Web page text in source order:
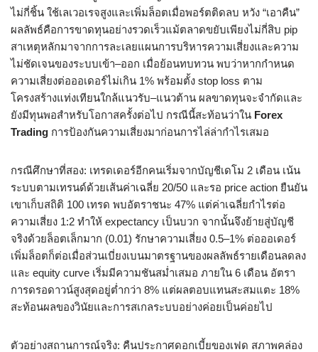
ไม่กี่ชิ้น ใช้เลเวอเรจสูงและเพิ่มล็อตเมื่อพอร์ตติดลบ หวัง “เอาคืน”
ผลลัพธ์คือการขาดทุนอย่างรวดเร็วแม้ตลาดขยับเพียงไม่กี่สิบ pip
สาเหตุหลักมาจากการละเลยแผนการบริหารความเสี่ยงและความ
ไม่ชัดเจนของระบบเข้า–ออก เมื่อย้อนทบทวน พบว่าหากกำหนด
ความเสี่ยงต่อออเดอร์ไม่เกิน 1% พร้อมตั้ง stop loss ตาม
โครงสร้างแท่งเทียนใกล้แนวรับ–แนวต้าน ผลขาดทุนจะจำกัดและ
ยังมีทุนพอสำหรับโอกาสครั้งต่อไป กรณีนี้สะท้อนว่าใน Forex
Trading การป้องกันความเสี่ยงมาก่อนการไล่ล่ากำไรเสมอ
กรณีศึกษาที่สอง: เทรดเดอร์อีกคนเริ่มจากบัญชีเดโม 2 เดือน เน้น
ระบบตามเทรนด์ด้วยเส้นค่าเฉลี่ย 20/50 และรอ price action ยืนยัน
เขาเก็บสถิติ 100 เทรด พบอัตราชนะ 47% แต่ค่าเฉลี่ยกำไรต่อ
ความเสี่ยง 1:2 ทำให้ expectancy เป็นบวก จากนั้นจึงย้ายสู่บัญชี
จริงด้วยล็อตเล็กมาก (0.01) รักษาความเสี่ยง 0.5–1% ต่อออเดอร์
เพิ่มล็อตก็ต่อเมื่อส่วนเบี่ยงเบนมาตรฐานของผลลัพธ์รายเดือนลดลง
และ equity curve เริ่มมีความชันสม่ำเสมอ ภายใน 6 เดือน อัตรา
การดรอดาวน์สูงสุดอยู่ต่ำกว่า 8% แต่ผลตอบแทนสะสมแตะ 18%
สะท้อนผลของวินัยและการสเกลระบบอย่างค่อยเป็นค่อยไป
ตัวอย่างสถานการณ์จริง: คืนประกาศดอกเบี้ยของเฟด สภาพคล่อง